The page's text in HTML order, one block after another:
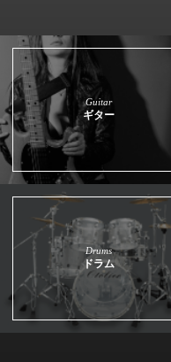
Guitar
ギター
Drums
ドラム